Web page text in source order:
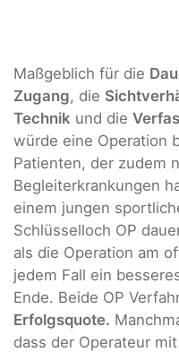
Maßgeblich für die
Zugang, die
Technik und die
würde eine Operation
Patienten, der zudem
Begleiterkrankungen
einem jungen
Schlüsselloch OP
als die Operation am
jedem Fall ein
Ende. Beide OP
Erfolgsquote.
dass der Operateur